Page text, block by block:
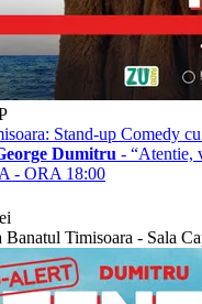
Stand-up Comedy cu
Dumitru - “Atentie,
- ORA 18:00
Banatul Timisoara - Sala